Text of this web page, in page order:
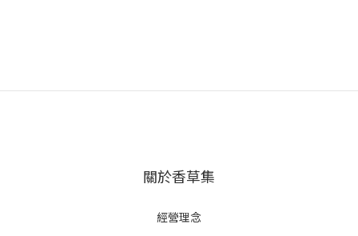
關於香草集
經營理念